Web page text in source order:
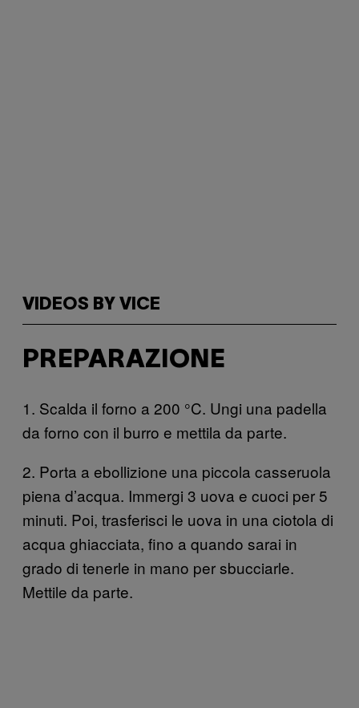
VIDEOS BY VICE
PREPARAZIONE
1. Scalda il forno a 200 °C. Ungi una padella
da forno con il burro e mettila da parte.
2. Porta a ebollizione una piccola casseruola
piena d’acqua. Immergi 3 uova e cuoci per 5
minuti. Poi, trasferisci le uova in una ciotola di
acqua ghiacciata, fino a quando sarai in
grado di tenerle in mano per sbucciarle.
Mettile da parte.